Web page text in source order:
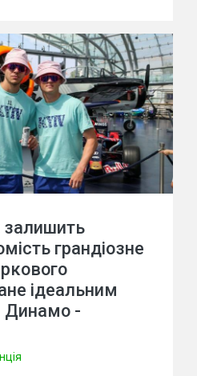
грандіозне
ідеальним
Динамо -